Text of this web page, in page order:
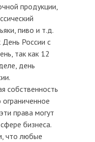
продукции,
пиво и т.д.
День России с
так как 12
день
собственность
права могут
бизнеса.
что любые